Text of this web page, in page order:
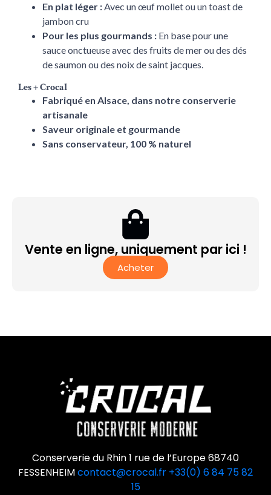
En plat léger :Avec un œuf mollet ou un toast de
jambon cru
Pour les plus gourmands : En base pour une
sauce onctueuse avec des fruits de mer ou des dés
de saumon ou des noix de saint jacques.
Les + Crocal
Fabriqué en Alsace, dans notre conserverie
artisanale
Saveur originale et gourmande
Sans conservateur, 100 % naturel
Vente en ligne, uniquement par ici !
Acheter
Conserverie du Rhin 1 rue de l’Europe 68740
FESSENHEIMcontact@crocal.fr +33(0) 6 84 75 82
15